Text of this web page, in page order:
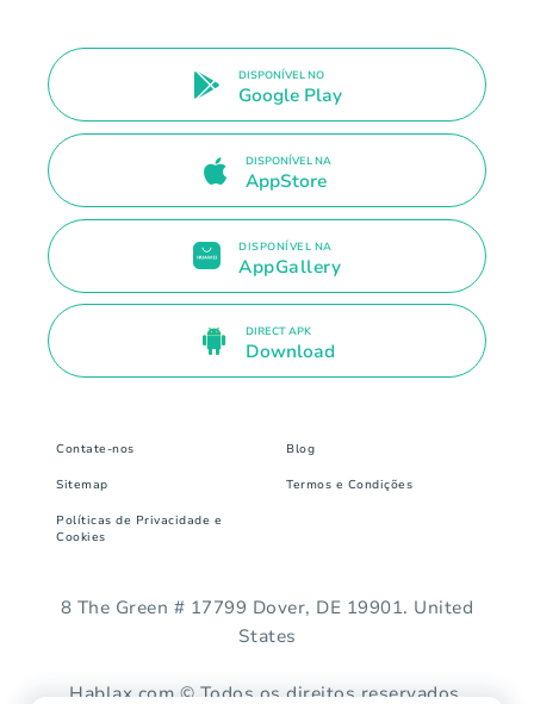
DISPONÍVEL NO
Google Play
DISPONÍVEL NA
AppStore
DISPONÍVEL NA
AppGallery
DIRECT APK
Download
Contate-nos Blog
Sitemap Termos e Condições
Políticas de Privacidade e
Cookies
8 The Green # 17799 Dover, DE 19901. United
States
Hablax.com © Todos os direitos reservados.